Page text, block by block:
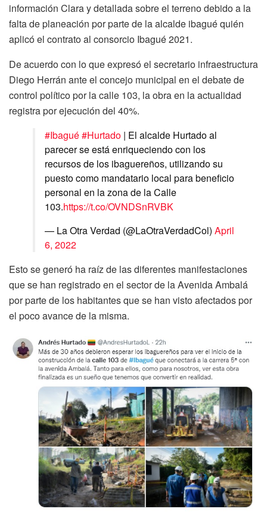
información Clara y detallada sobre el terreno debido a la
falta de planeación por parte de la alcalde ibagué quién
aplicó el contrato al consorcio Ibagué 2021.
De acuerdo con lo que expresó el secretario infraestructura
Diego Herrán ante el concejo municipal en el debate de
control político por la calle 103, la obra en la actualidad
registra por ejecución del 40%.
#Ibagué#Hurtado | El alcalde Hurtado al
parecer se está enriqueciendo con los
recursos de los ibaguereños, utilizando su
puesto como mandatario local para beneficio
personal en la zona de la Calle
103.https://t.co/OVNDSnRVBK
— La Otra Verdad (@LaOtraVerdadCol) April
6, 2022
Esto se generó ha raíz de las diferentes manifestaciones
que se han registrado en el sector de la Avenida Ambalá
por parte de los habitantes que se han visto afectados por
el poco avance de la misma.